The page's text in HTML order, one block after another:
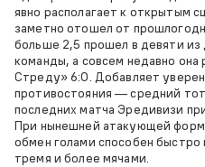
явно располагает к открытым
заметно отошел от
больше 2,5 прошел в девяти из
команды, а совсем недавно
Стреду» 6:0. Добавляет
противостояния — средний
последних матча Эредивизи
При нынешней атакующей
обмен голами способен быстро
тремя и более мячами.